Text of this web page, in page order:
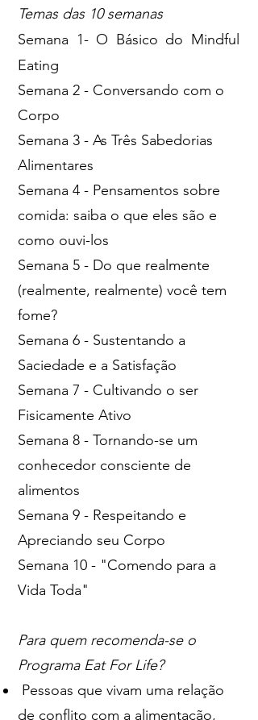
Temas das 10 semanas
Semana 1- O Básico do Mindful
Eating
Semana 2 - Conversando com o
Corpo
Semana 3 - As Três Sabedorias
Alimentares
Semana 4 - Pensamentos sobre
comida: saiba o que eles são e
como ouvi-los
Semana 5 - Do que realmente
(realmente, realmente) você tem
fome?
Semana 6 - Sustentando a
Saciedade e a Satisfação
Semana 7 - Cultivando o ser
Fisicamente Ativo
Semana 8 - Tornando-se um
conhecedor consciente de
alimentos
Semana 9 - Respeitando e
Apreciando seu Corpo
Semana 10 - "Comendo para a
Vida Toda"
Para quem recomenda-se o
Programa Eat For Life?
Pessoas que vivam uma relação
de conflito com a alimentação,